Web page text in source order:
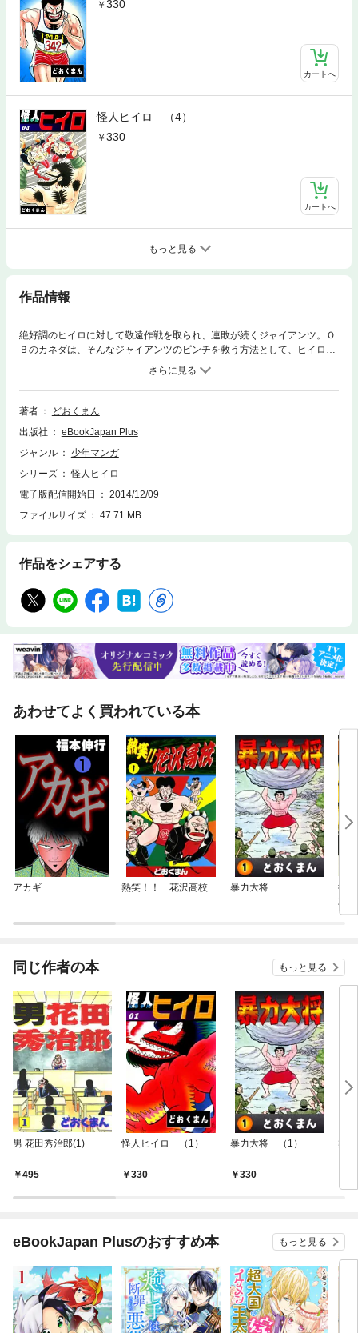
330
カートへ
怪人ヒイロ （4）
330
カートへ
もっと見る
作品情報
絶好調のヒイロに対して敬遠作戦を取られ、連敗が続くジャイアンツ。Ｏ
Ｂのカネダは、そんなジャイアンツのピンチを救う方法として、ヒイロを
ピッチャーに転向させて、最高球速165kmの剛速球を投げさせる。しか
し、カネダの考えた打開策はそれだけではなく、伝統のＧＴ戦で往年の名
選手であるオウとナガシマをスタメン出場させて……!?
著者
どおくまん
出版社
eBookJapan Plus
ジャンル
少年マンガ
シリーズ
怪人ヒイロ
電子版配信開始日
2014/12/09
ファイルサイズ
47.71 MB
作品をシェアする
あわせてよく買われている本
アカギ 熱笑！！ 花沢高校 暴力大将
復
攻
同じ作者の本 もっと見る
男 花田秀治郎(1)
495
怪人ヒイロ （1）
330
暴力大将 （1）
330
熱
eBookJapan Plusのおすすめ本 もっと見る